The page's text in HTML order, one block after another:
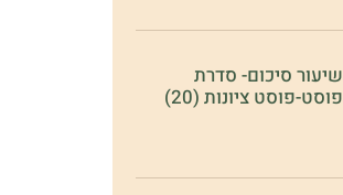
שיעור סיכום- סדרת
פוסט-פוסט ציונות (20)